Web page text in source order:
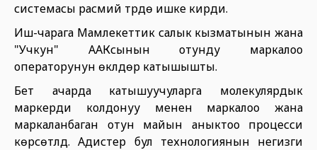
системасы расмий түрдө ишке кирди.
Иш-чарага Мамлекеттик салык кызматынын жана
"Учкун" ААКсынын отунду маркалоо
операторунун өкүлдөрү катышышты.
Бет ачарда катышуучуларга молекулярдык
маркерди колдонуу менен маркалоо жана
маркаланбаган отун майын аныктоо процесси
көрсөтүлдү. Адистер бул технологиянын негизги